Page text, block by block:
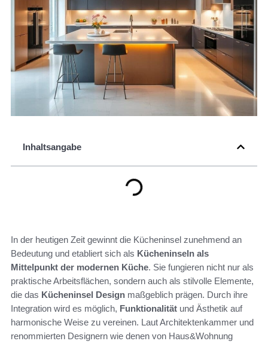
Inhaltsangabe
In der heutigen Zeit gewinnt die Kücheninsel zunehmend an
Bedeutung und etabliert sich als Kücheninseln als
Mittelpunkt der modernen Küche. Sie fungieren nicht nur als
praktische Arbeitsflächen, sondern auch als stilvolle Elemente,
die das Kücheninsel Design maßgeblich prägen. Durch ihre
Integration wird es möglich, Funktionalität und Ästhetik auf
harmonische Weise zu vereinen. Laut Architektenkammer und
renommierten Designern wie denen von Haus&Wohnung